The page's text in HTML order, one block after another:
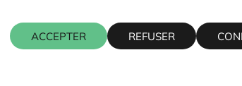
EEKLO
ACCEPTER REFUSER